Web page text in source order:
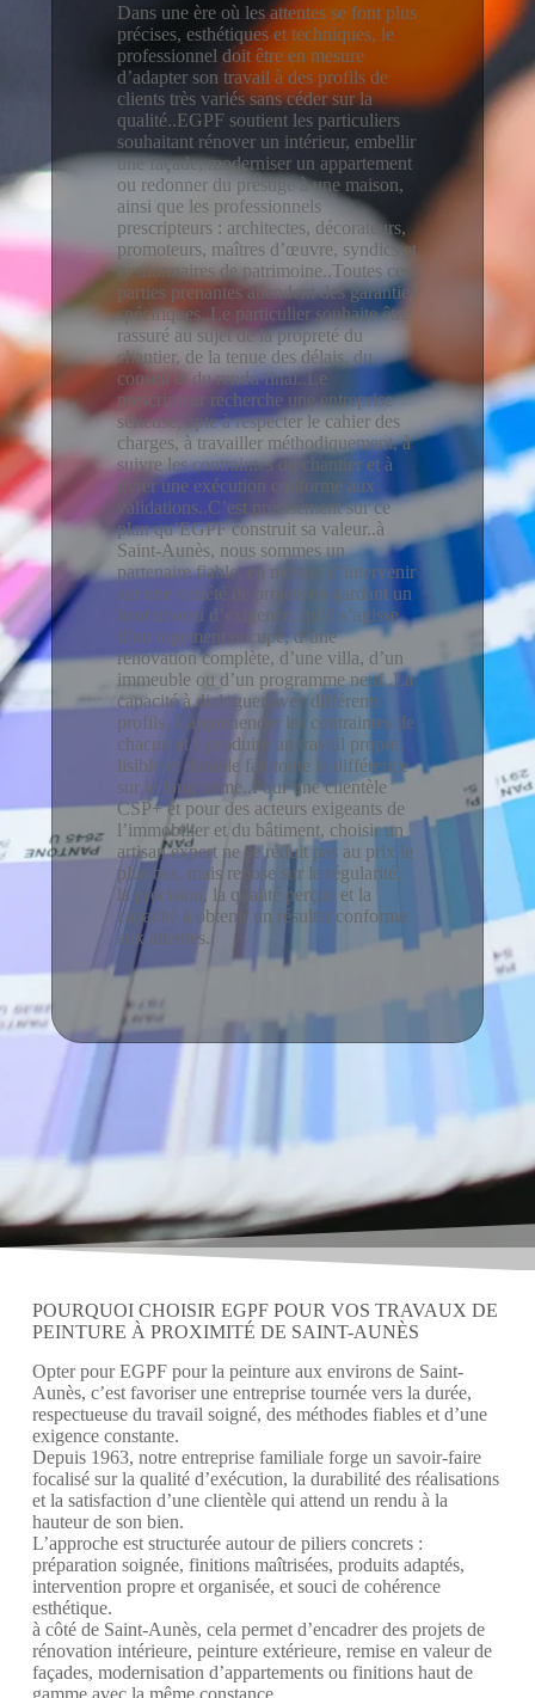
Dans une ère où les attentes se font plus
précises, esthétiques et techniques, le
professionnel doit être en mesure
d’adapter son travail à des profils de
clients très variés sans céder sur la
qualité..EGPF soutient les particuliers
souhaitant rénover un intérieur, embellir
une façade, moderniser un appartement
ou redonner du prestige à une maison,
ainsi que les professionnels
prescripteurs : architectes, décorateurs,
promoteurs, maîtres d’œuvre, syndics et
gestionnaires de patrimoine..Toutes ces
parties prenantes attendent des garanties
spécifiques..Le particulier souhaite être
rassuré au sujet de la propreté du
chantier, de la tenue des délais, du
conseil et du rendu final..Le
prescripteur recherche une entreprise
sérieuse, apte à respecter le cahier des
charges, à travailler méthodiquement, à
suivre les contraintes du chantier et à
livrer une exécution conforme aux
validations..C’est précisément sur ce
plan qu’EGPF construit sa valeur..à
Saint-Aunès, nous sommes un
partenaire fiable, en mesure d’intervenir
sur une variété de projets en gardant un
haut niveau d’exigence, qu’il s’agisse
d’un logement occupé, d’une
rénovation complète, d’une villa, d’un
immeuble ou d’un programme neuf..La
capacité à dialoguer avec différents
profils, à appréhender les contraintes de
chacun et à produire un travail propre,
lisible et durable fait toute la différence
sur le long terme..Pour une clientèle
CSP+ et pour des acteurs exigeants de
l’immobilier et du bâtiment, choisir un
artisan expert ne se réduit pas au prix le
plus bas, mais repose sur la régularité,
la précision, la qualité perçue et la
capacité à obtenir un résultat conforme
aux attentes..
POURQUOI CHOISIR EGPF POUR VOS TRAVAUX DE
PEINTURE À PROXIMITÉ DE SAINT-AUNÈS
Opter pour EGPF pour la peinture aux environs de Saint-
Aunès, c’est favoriser une entreprise tournée vers la durée,
respectueuse du travail soigné, des méthodes fiables et d’une
exigence constante.
Depuis 1963, notre entreprise familiale forge un savoir-faire
focalisé sur la qualité d’exécution, la durabilité des réalisations
et la satisfaction d’une clientèle qui attend un rendu à la
hauteur de son bien.
L’approche est structurée autour de piliers concrets :
préparation soignée, finitions maîtrisées, produits adaptés,
intervention propre et organisée, et souci de cohérence
esthétique.
à côté de Saint-Aunès, cela permet d’encadrer des projets de
rénovation intérieure, peinture extérieure, remise en valeur de
façades, modernisation d’appartements ou finitions haut de
gamme avec la même constance.